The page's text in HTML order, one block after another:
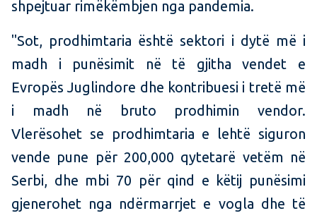
shpejtuar rimëkëmbjen nga pandemia.
"Sot, prodhimtaria është sektori i dytë më i
madh i punësimit në të gjitha vendet e
Evropës Juglindore dhe kontribuesi i tretë më
i madh në bruto prodhimin vendor.
Vlerësohet se prodhimtaria e lehtë siguron
vende pune për 200,000 qytetarë vetëm në
Serbi, dhe mbi 70 për qind e këtij punësimi
gjenerohet nga ndërmarrjet e vogla dhe të